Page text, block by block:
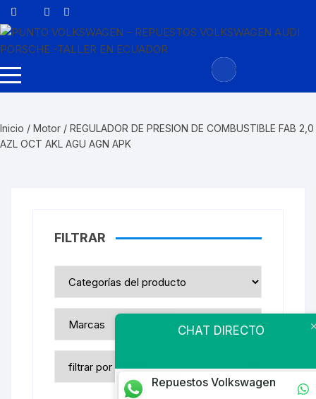
Saltar
al
Inicio / Motor / REGULADOR DE PRESION DE COMBUSTIBLE FAB 2,0
AZL OCT AKL AGU AGN APK
FILTRAR
CHAT DIRECTO
Repuestos Volkswagen